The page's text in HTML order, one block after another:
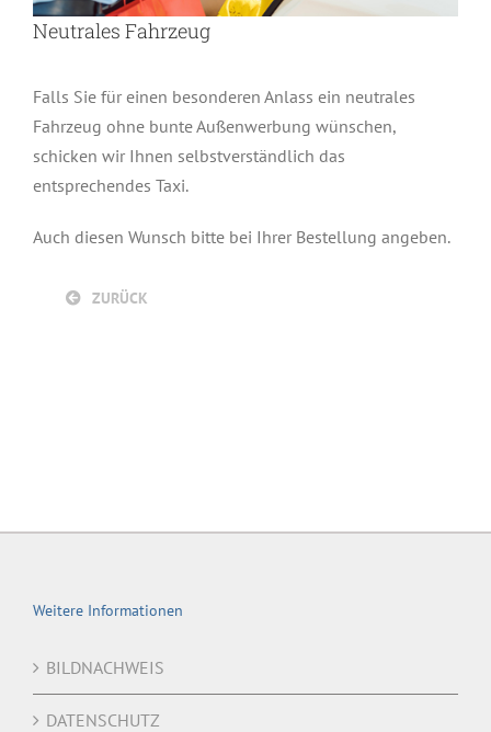
Neutrales Fahrzeug
Falls Sie für einen besonderen Anlass ein neutrales
Fahrzeug ohne bunte Außenwerbung wünschen,
schicken wir Ihnen selbstverständlich das
entsprechendes Taxi.
Auch diesen Wunsch bitte bei Ihrer Bestellung angeben.
ZURÜCK
Weitere Informationen
BILDNACHWEIS
DATENSCHUTZ